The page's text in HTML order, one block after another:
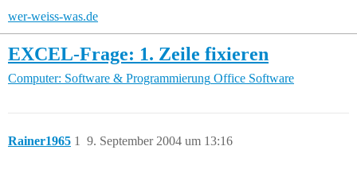
wer-weiss-was.de
EXCEL-Frage: 1. Zeile fixieren
Computer: Software & Programmierung Office Software
Rainer1965 9. September 2004 um 13:16
1